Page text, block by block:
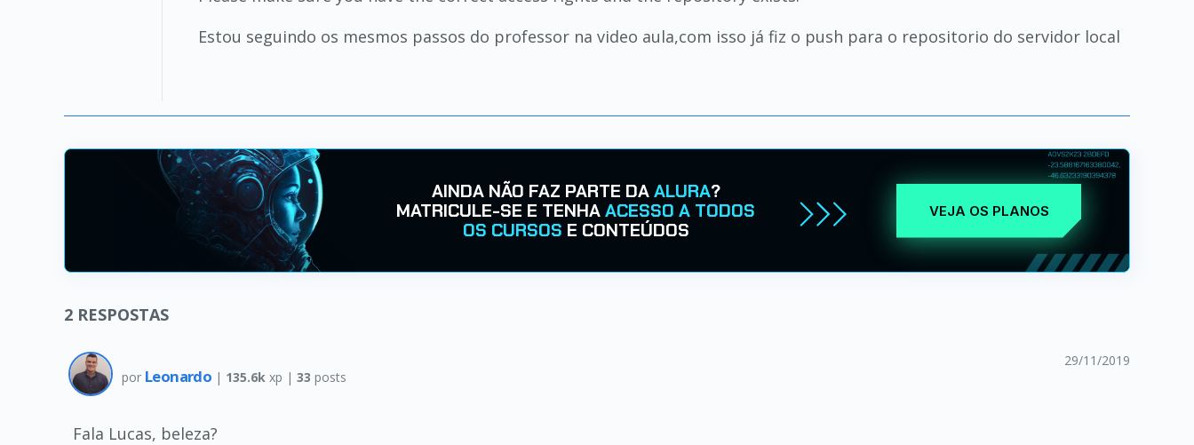
Estou seguindo os mesmos passos do professor na video aula,com isso já fiz o push para o repositorio do servidor local
AINDA NÃO FAZ PARTE DAALURA?
MATRICULE-SE E TENHAACESSO A TODOS
OS CURSOS E CONTEÚDOS
VEJA OS PLANOS
2 RESPOSTAS
por Leonardo | 135.6k xp | 33 posts
29/11/2019
Fala Lucas, beleza?